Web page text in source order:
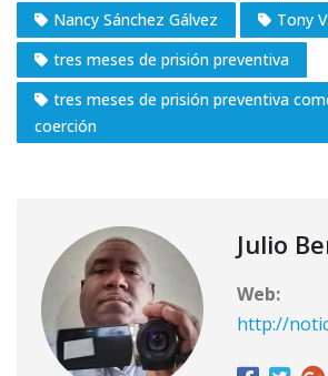
Nancy Sánchez Gálvez
Tony
tres meses de prisión preventiva
tres meses de prisión preventiva
coerción
Julio
Web:
http://